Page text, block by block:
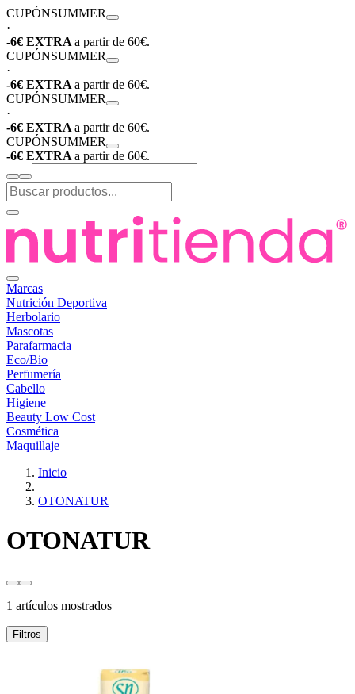
CUPÓNSUMMER
·
-6€ EXTRA a partir de 60€.
CUPÓNSUMMER
·
-6€ EXTRA a partir de 60€.
CUPÓNSUMMER
·
-6€ EXTRA a partir de 60€.
CUPÓNSUMMER
-6€ EXTRA a partir de 60€.
Marcas
Nutrición Deportiva
Herbolario
Mascotas
Parafarmacia
Eco/Bio
Perfumería
Cabello
Higiene
Beauty Low Cost
Cosmética
Maquillaje
Inicio
OTONATUR
OTONATUR
1 artículos mostrados
Filtros